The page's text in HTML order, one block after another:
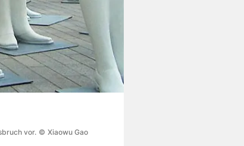
vor. © Xiaowu Gao